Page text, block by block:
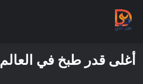
أغلى قدر طبخ في العالم